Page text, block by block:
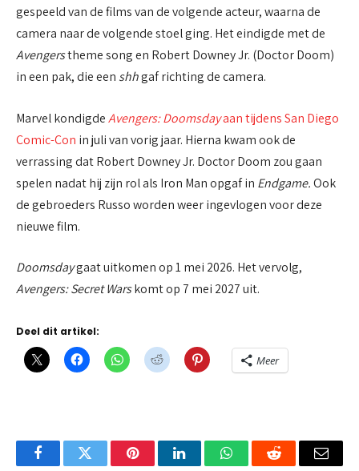
gespeeld van de films van de volgende acteur, waarna de
camera naar de volgende stoel ging. Het eindigde met de
Avengerstheme song en Robert Downey Jr. (Doctor Doom)
in een pak, die een shhgaf richting de camera.
Marvel kondigdeAvengers: Doomsdayaan tijdens San Diego
Comic-Con in juli van vorig jaar. Hierna kwam ook de
verrassing dat Robert Downey Jr. Doctor Doom zou gaan
spelen nadat hij zijn rol als Iron Man opgaf in Endgame.Ook
de gebroeders Russo worden weer ingevlogen voor deze
nieuwe film.
Doomsdaygaat uitkomen op 1 mei 2026. Het vervolg,
Avengers: Secret Warskomt op 7 mei 2027 uit.
Deel dit artikel:
Meer
FacebookTwitter PinterestLinkedInWhatsAppReddit Email